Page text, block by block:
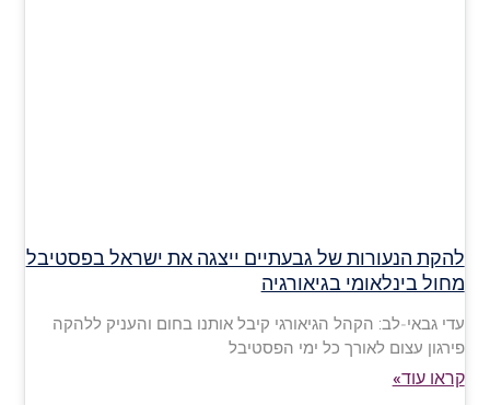
להקת הנעורות של גבעתיים ייצגה את ישראל בפסטיבל
מחול בינלאומי בגיאורגיה
עדי גבאי-לב: הקהל הגיאורגי קיבל אותנו בחום והעניק ללהקה
פירגון עצום לאורך כל ימי הפסטיבל
קראו עוד»